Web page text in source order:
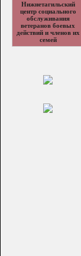
Нижнетагильский
центр социального
обслуживания
ветеранов боевых
действий и членов их
семей